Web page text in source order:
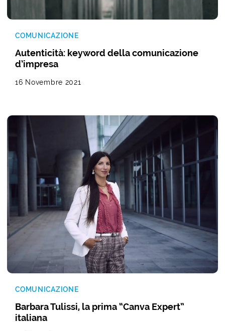
COMUNICAZIONE
Autenticità: keyword della comunicazione
d’impresa
16 Novembre 2021
COMUNICAZIONE
Barbara Tulissi, la prima “Canva Expert”
italiana